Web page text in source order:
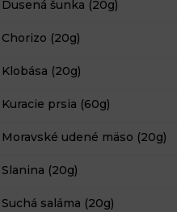
šunka (20g)
(20g)
(20g)
prsia (60g)
udené mäso (20g)
(20g)
saláma (20g)